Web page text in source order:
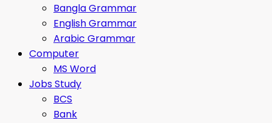
Bangla Grammar
English Grammar
Arabic Grammar
Computer
MS Word
Jobs Study
BCS
Bank